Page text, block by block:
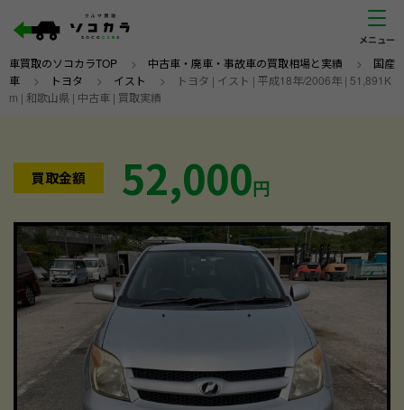
車買取のソコカラTOP > 中古車・廃車・事故車の買取相場と実績 > 国産
車 > トヨタ > イスト >
トヨタ | イスト | 平成18年/2006年 | 51,891K
m | 和歌山県 | 中古車 | 買取実績
買取金額 52,000円